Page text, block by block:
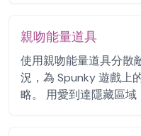
親吻能量道具
使用親吻能量道具分散
況，為 Spunky 遊戲上
略。 用愛到達隱藏區域